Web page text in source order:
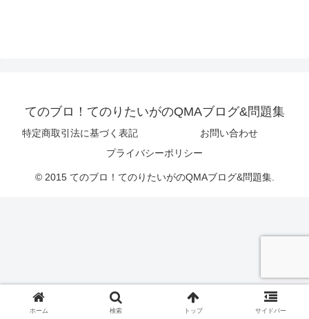
てのブロ！てのりたいがのQMAブログ&問題集
特定商取引法に基づく表記
お問い合わせ
プライバシーポリシー
© 2015 てのブロ！てのりたいがのQMAブログ&問題集.
ホーム 検索 トップ サイドバー